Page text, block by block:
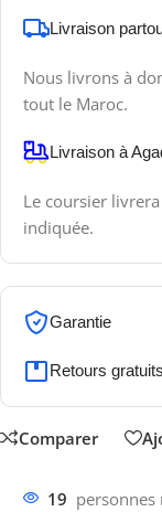
Livraison
Nous livrons à
tout le Maroc.
Livraison à
Le coursier
indiquée.
Garantie
Retours
Comparer
19